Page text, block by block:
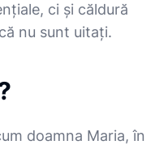
ci și căldură
nu sunt uitați.
doamna Maria, în